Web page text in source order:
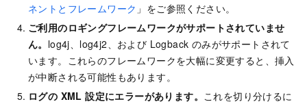
ネントとフレームワーク 」をご参照ください。
ご利用のロギングフレームワークがサポートされていませ
ん。 log4j、log4j2、および Logback のみがサポートされて
います。これらのフレームワークを大幅に変更すると、挿入
が中断される可能性もあります。
ログの XML 設定にエラーがあります。 これを切り分けるに